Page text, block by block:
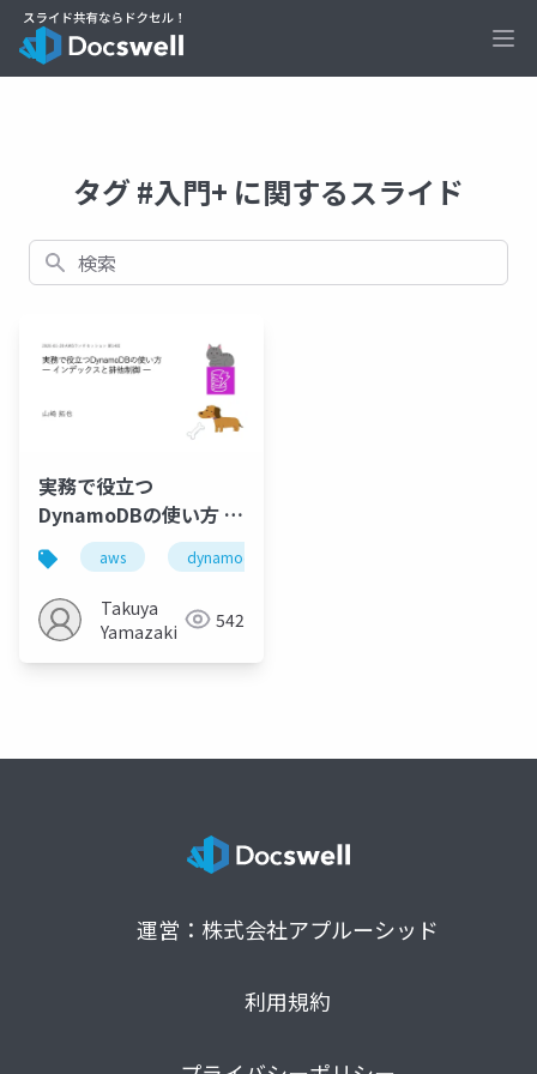
タグ #入門+ に関するスライド
検索
実務で役立つ
DynamoDBの使い方 ―
インデックスと排他制
御―
aws dynamodb
Takuya
Yamazaki
542
運営：株式会社アプルーシッド
利用規約